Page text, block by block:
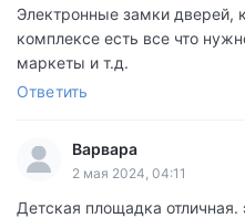
Электронные замки дверей,
комплексе есть все что
маркеты и т.д.
Ответить
Варвара
2 мая 2024, 04:11
Детская площадка